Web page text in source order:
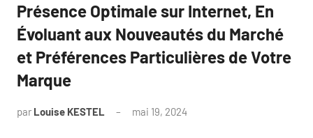
Présence Optimale sur Internet, En
Évoluant aux Nouveautés du Marché
et Préférences Particulières de Votre
Marque
par Louise KESTEL mai 19, 2024